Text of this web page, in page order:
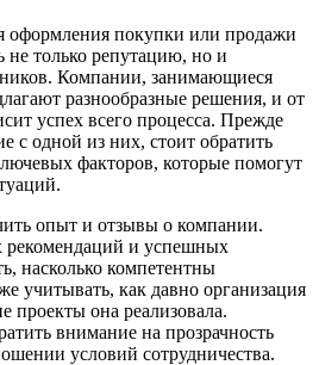
оформления покупки или продажи
не только репутацию, но и
Компании, занимающиеся
разнообразные решения, и от
успех всего процесса. Прежде
с одной из них, стоит обратить
факторов, которые помогут
опыт и отзывы о компании.
и успешных
насколько компетентны
учитывать, как давно организация
проекты она реализовала.
внимание на прозрачность
условий сотрудничества.